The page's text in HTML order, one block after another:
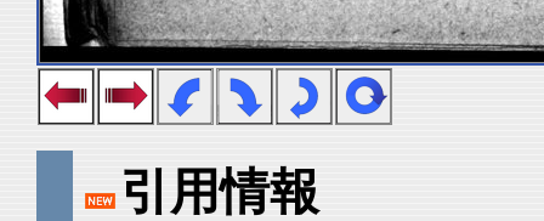
引用情報